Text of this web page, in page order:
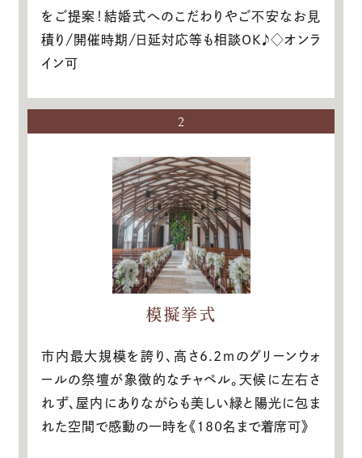
をご提案！結婚式へのこだわりやご不安なお見
積り/開催時期/日延対応等も相談OK♪◇オンラ
イン可
2
模擬挙式
市内最大規模を誇り、高さ6.2ｍのグリーンウォ
ールの祭壇が象徴的なチャペル。天候に左右さ
れず、屋内にありながらも美しい緑と陽光に包ま
れた空間で感動の一時を《180名まで着席可》